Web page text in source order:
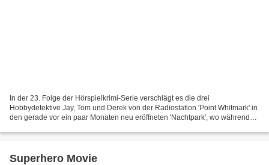
In der 23. Folge der Hörspielkrimi-Serie verschlägt es die drei
Hobbydetektive Jay, Tom und Derek von der Radiostation 'Point Whitmark' in
den gerade vor ein paar Monaten neu eröffneten 'Nachtpark', wo während
Superhero Movie